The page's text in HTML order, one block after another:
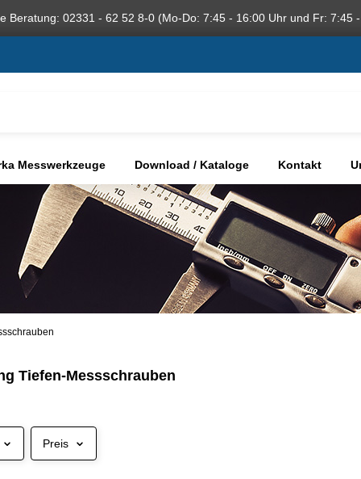
Beratung: 02331 - 62 52 8-0 (Mo-Do: 7:45 - 16:00 Uhr und Fr: 7:45
Messwerkzeuge Download / Kataloge Kontakt
Tiefen-Messschrauben
Preis